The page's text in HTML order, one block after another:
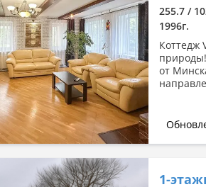
255.7 /
1996г.
Коттедж
от
1-